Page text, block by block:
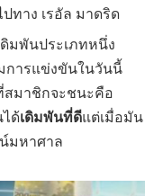
ทาง เรอัล มาดริด
มพันประเภทหนึ่ง
การแข่งขันในวันนี้
สมาชิกจะชนะคือ
ด้เดิมพันที่ดีแต่เมื่อมัน
มหาศาล